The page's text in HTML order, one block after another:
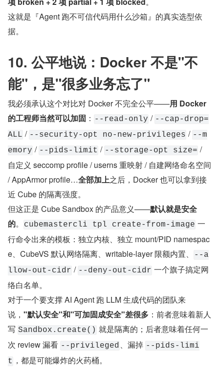
这就是『Agent 跑不可信代码用什么沙箱』的真实选型依
据。
10. 公平地说：Docker 不是"不
能"，是"很多业务忘了"
我必须承认这个对比对 Docker 不完全公平——用 Docker
的工程师当然可以加固 ： --read-only / --cap-drop=
ALL / --security-opt no-new-privileges / --m
emory / --pids-limit / --storage-opt size= /
自定义 seccomp profile / userns 重映射 / 自建网络命名空间
/ AppArmor profile…全部加上之后，Docker 也可以拿到接
近 Cube 的隔离强度。
但这正是 Cube Sandbox 的产品意义——默认就是安全
的。 cubemastercli tpl create-from-image 一
行命令出来的模板：独立内核、独立 mount/PID namespac
e、CubeVS 默认网络隔离、writable-layer 限额内置、
--a
llow-out-cidr / --deny-out-cidr 一个旗子搞定网
络白名单。
对于一个要支撑 AI Agent 跑 LLM 生成代码的团队来
说， "默认安全"和"可加固成安全"差很多 ：前者意味着新人
写 Sandbox.create() 就是隔离的；后者意味着任何一
次 review 漏看 --privileged 、漏掉 --pids-limi
t ，都是可能爆炸的火药桶。